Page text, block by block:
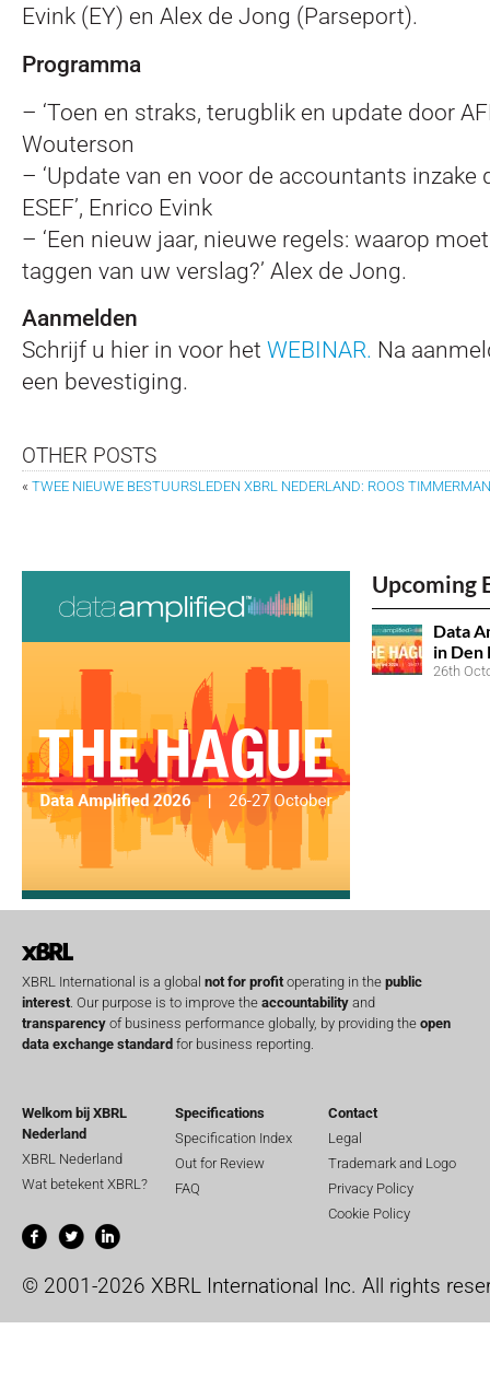
Evink (EY) en Alex de Jong (Parseport).
Programma
– ‘Toen en straks, terugblik en update door
Wouterson
– ‘Update van en voor de accountants inzake
ESEF’, Enrico Evink
– ‘Een nieuw jaar, nieuwe regels: waarop
taggen van uw verslag?’ Alex de Jong.
Aanmelden
Schrijf u hier in voor het WEBINAR. Na
een bevestiging.
OTHER POSTS
« TWEE NIEUWE BESTUURSLEDEN XBRL NEDERLAND: ROOS
Upcoming
Data
in Den
26th
XBRL International is a global not for profitoperating in the public
interest. Our purpose is to improve the accountability and
transparency of business performance globally, by providing the open
data exchange standard for business reporting.
Welkom bij XBRL
Nederland
XBRL Nederland
Wat betekent XBRL?
Specifications
Specification Index
Out for Review
FAQ
Contact
Legal
Trademark and Logo
Privacy Policy
Cookie Policy
© 2001-2026 XBRL International Inc. All rights